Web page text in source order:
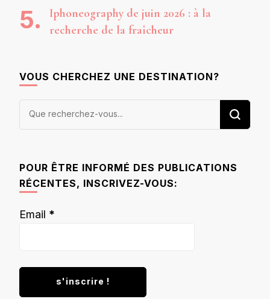
Iphoneography de juin 2026 : à la
recherche de la fraîcheur
VOUS CHERCHEZ UNE DESTINATION?
Vous
POUR ÊTRE INFORMÉ DES PUBLICATIONS
RÉCENTES, INSCRIVEZ-VOUS:
Email *